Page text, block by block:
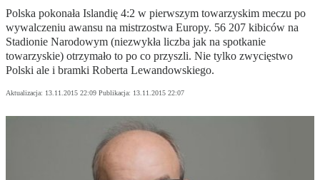
Polska pokonała Islandię 4:2 w pierwszym towarzyskim meczu po
wywalczeniu awansu na mistrzostwa Europy. 56 207 kibiców na
Stadionie Narodowym (niezwykła liczba jak na spotkanie
towarzyskie) otrzymało to po co przyszli. Nie tylko zwycięstwo
Polski ale i bramki Roberta Lewandowskiego.
Aktualizacja: 13.11.2015 22:09 Publikacja: 13.11.2015 22:07